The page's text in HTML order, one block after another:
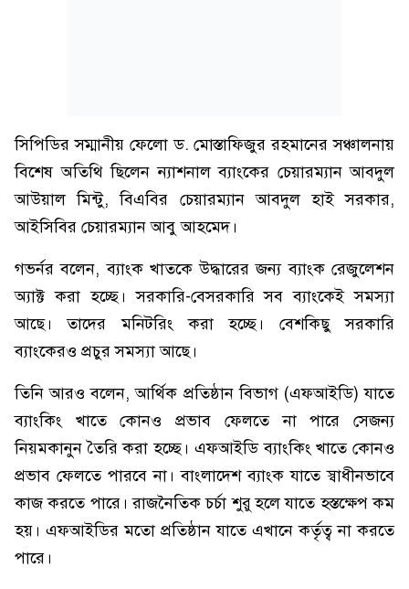
সিপিডির সম্মানীয় ফেলো ড. মোস্তাফিজুর রহমানের সঞ্চালনায়
বিশেষ অতিথি ছিলেন ন্যাশনাল ব্যাংকের চেয়ারম্যান আবদুল
আউয়াল মিন্টু, বিএবির চেয়ারম্যান আবদুল হাই সরকার,
আইসিবির চেয়ারম্যান আবু আহমেদ।
গভর্নর বলেন, ব্যাংক খাতকে উদ্ধারের জন্য ব্যাংক রেজুলেশন
অ্যাক্ট করা হচ্ছে। সরকারি-বেসরকারি সব ব্যাংকেই সমস্যা
আছে। তাদের মনিটরিং করা হচ্ছে। বেশকিছু সরকারি
ব্যাংকেরও প্রচুর সমস্যা আছে।
তিনি আরও বলেন, আর্থিক প্রতিষ্ঠান বিভাগ (এফআইডি) যাতে
ব্যাংকিং খাতে কোনও প্রভাব ফেলতে না পারে সেজন্য
নিয়মকানুন তৈরি করা হচ্ছে। এফআইডি ব্যাংকিং খাতে কোনও
প্রভাব ফেলতে পারবে না। বাংলাদেশ ব্যাংক যাতে স্বাধীনভাবে
কাজ করতে পারে। রাজনৈতিক চর্চা শুরু হলে যাতে হস্তক্ষেপ কম
হয়। এফআইডির মতো প্রতিষ্ঠান যাতে এখানে কর্তৃত্ব না করতে
পারে।